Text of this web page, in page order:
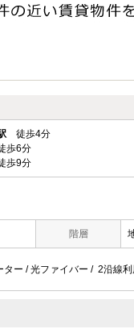
徒歩4分
歩6分
歩9分
階層
ー / 光ファイバー / 2沿線